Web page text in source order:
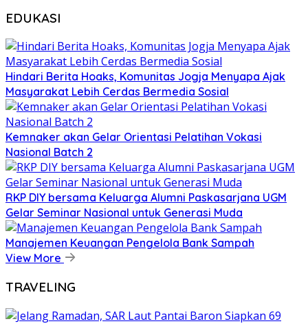
EDUKASI
Hindari Berita Hoaks, Komunitas Jogja Menyapa Ajak
Masyarakat Lebih Cerdas Bermedia Sosial
Kemnaker akan Gelar Orientasi Pelatihan Vokasi
Nasional Batch 2
RKP DIY bersama Keluarga Alumni Paskasarjana UGM
Gelar Seminar Nasional untuk Generasi Muda
Manajemen Keuangan Pengelola Bank Sampah
View More
TRAVELING